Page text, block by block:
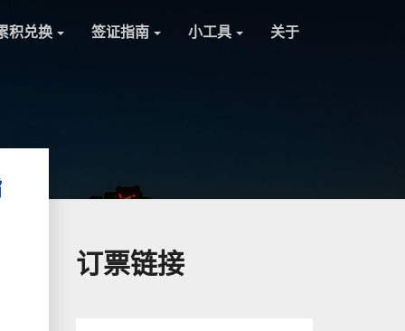
积兑换 签证指南 小工具 关于
订票链接